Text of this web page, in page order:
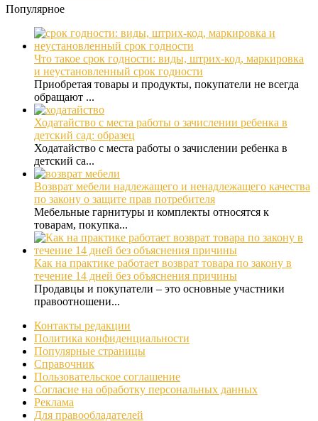
Популярное
Что такое срок годности: виды, штрих-код, маркировка
и неустановленный срок годности
Приобретая товары и продукты, покупатели не всегда
обращают ...
Ходатайство с места работы о зачислении ребенка в
детский сад: образец
Ходатайство с места работы о зачислении ребенка в
детский са...
Возврат мебели надлежащего и ненадлежащего качества
по закону о защите прав потребителя
Мебельные гарнитуры и комплекты относятся к
товарам, покупка...
Как на практике работает возврат товара по закону в
течение 14 дней без объяснения причины
Продавцы и покупатели – это основные участники
правоотношени...
Контакты редакции
Политика конфиденциальности
Популярные страницы
Справочник
Пользовательское соглашение
Согласие на обработку персональных данных
Реклама
Для правообладателей